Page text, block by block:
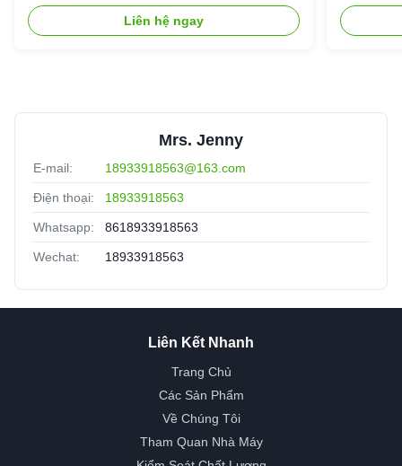
Liên hệ ngay
Mrs. Jenny
E-mail: 18933918563@163.com
Điện thoại: 18933918563
Whatsapp: 8618933918563
Wechat: 18933918563
Liên Kết Nhanh
Trang Chủ
Các Sản Phẩm
Về Chúng Tôi
Tham Quan Nhà Máy